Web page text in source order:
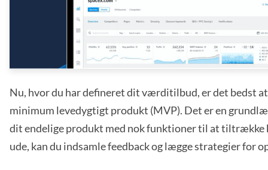
Nu, hvor du har defineret dit værditilbud, er det bedst
minimum levedygtigt produkt (MVP). Det er en
dit endelige produkt med nok funktioner til at tiltrække
ude, kan du indsamle feedback og lægge strategier for